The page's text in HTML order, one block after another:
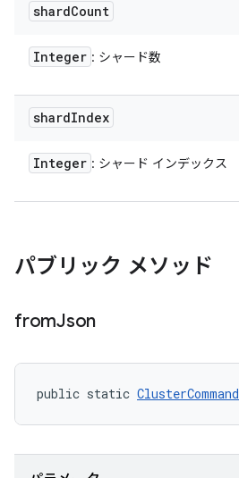
shardCount
Integer : シャード数
shardIndex
Integer : シャード インデックス
パブリック メソッド
fromJson
public static ClusterCommand